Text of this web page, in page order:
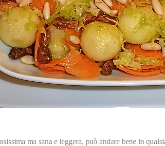
ma sana e leggera, può andare bene in